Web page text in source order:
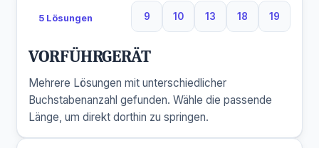
5 Lösungen 9
9 Buchstaben
10
10 Buchstaben
13
13 Buchstaben
18
18 Buchstaben
19
19
VORFÜHRGERÄT
Mehrere Lösungen mit unterschiedlicher
Buchstabenanzahl gefunden. Wähle die passende
Länge, um direkt dorthin zu springen.